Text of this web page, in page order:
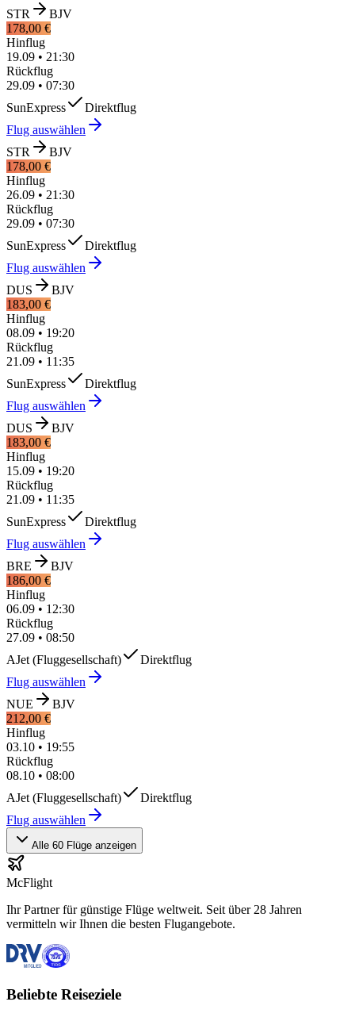
STR
BJV
178,00 €
Hinflug
19.09 • 21:30
Rückflug
29.09 • 07:30
SunExpress
Direktflug
Flug auswählen
STR
BJV
178,00 €
Hinflug
26.09 • 21:30
Rückflug
29.09 • 07:30
SunExpress
Direktflug
Flug auswählen
DUS
BJV
183,00 €
Hinflug
08.09 • 19:20
Rückflug
21.09 • 11:35
SunExpress
Direktflug
Flug auswählen
DUS
BJV
183,00 €
Hinflug
15.09 • 19:20
Rückflug
21.09 • 11:35
SunExpress
Direktflug
Flug auswählen
BRE
BJV
186,00 €
Hinflug
06.09 • 12:30
Rückflug
27.09 • 08:50
AJet (Fluggesellschaft)
Direktflug
Flug auswählen
NUE
BJV
212,00 €
Hinflug
03.10 • 19:55
Rückflug
08.10 • 08:00
AJet (Fluggesellschaft)
Direktflug
Flug auswählen
Alle 60 Flüge anzeigen
McFlight
Ihr Partner für günstige Flüge weltweit. Seit über 28 Jahren
vermitteln wir Ihnen die besten Flugangebote.
Beliebte Reiseziele